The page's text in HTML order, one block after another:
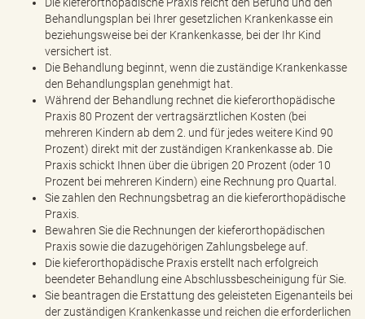
Behandlungsplan bei Ihrer gesetzlichen Krankenkasse ein
beziehungsweise bei der Krankenkasse, bei der Ihr Kind
versichert ist.
Die Behandlung beginnt, wenn die zuständige Krankenkasse
den Behandlungsplan genehmigt hat.
Während der Behandlung rechnet die kieferorthopädische
Praxis 80 Prozent der vertragsärztlichen Kosten (bei
mehreren Kindern ab dem 2. und für jedes weitere Kind 90
Prozent) direkt mit der zuständigen Krankenkasse ab. Die
Praxis schickt Ihnen über die übrigen 20 Prozent (oder 10
Prozent bei mehreren Kindern) eine Rechnung pro Quartal.
Sie zahlen den Rechnungsbetrag an die kieferorthopädische
Praxis.
Bewahren Sie die Rechnungen der kieferorthopädischen
Praxis sowie die dazugehörigen Zahlungsbelege auf.
Die kieferorthopädische Praxis erstellt nach erfolgreich
beendeter Behandlung eine Abschlussbescheinigung für Sie.
Sie beantragen die Erstattung des geleisteten Eigenanteils bei
der zuständigen Krankenkasse und reichen die erforderlichen